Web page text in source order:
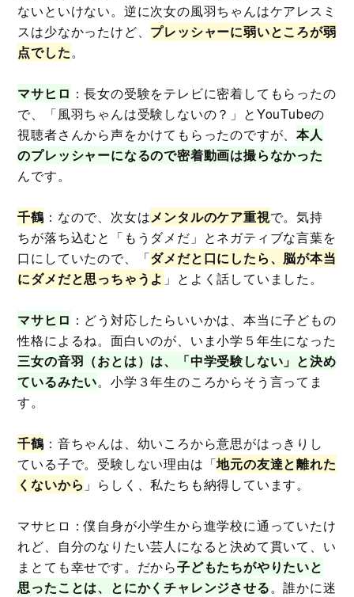
ないといけない。逆に次女の風羽ちゃんはケアレスミ
スは少なかったけど、 プレッシャーに弱いところが弱
点でした。
マサヒロ ：長女の受験をテレビに密着してもらったの
で、「風羽ちゃんは受験しないの？」とYouTubeの
視聴者さんから声をかけてもらったのですが、本人
のプレッシャーになるので密着動画は撮らなかった
んです。
千鶴 ：なので、次女はメンタルのケア重視で。気持
ちが落ち込むと「もうダメだ」とネガティブな言葉を
口にしていたので、「ダメだと口にしたら、脳が本当
にダメだと思っちゃうよ 」とよく話していました。
マサヒロ ：どう対応したらいいかは、本当に子どもの
性格によるね。面白いのが、いま小学５年生になった
三女の音羽（おとは）は、「中学受験しない」と決め
ているみたい。小学３年生のころからそう言ってま
す。
千鶴 ：音ちゃんは、幼いころから意思がはっきりし
ている子で。受験しない理由は「地元の友達と離れた
くないから 」らしく、私たちも納得しています。
マサヒロ：僕自身が小学生から進学校に通っていたけ
れど、自分のなりたい芸人になると決めて貫いて、い
まとても幸せです。だから子どもたちがやりたいと
思ったことは、とにかくチャレンジさせる。誰かに迷